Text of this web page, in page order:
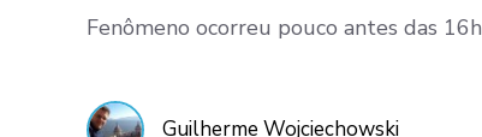
Fenômeno ocorreu pouco antes das
Guilherme Wojciechowski